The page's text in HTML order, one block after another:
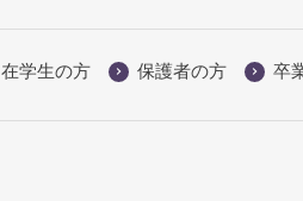
在学生の方 保護者の方 卒